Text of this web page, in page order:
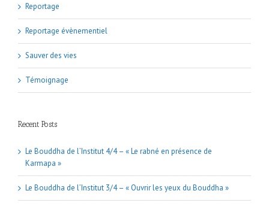
Reportage
Reportage évènementiel
Sauver des vies
Témoignage
Recent Posts
Le Bouddha de l’Institut 4/4 – « Le rabné en présence de
Karmapa »
Le Bouddha de l’Institut 3/4 – « Ouvrir les yeux du Bouddha »